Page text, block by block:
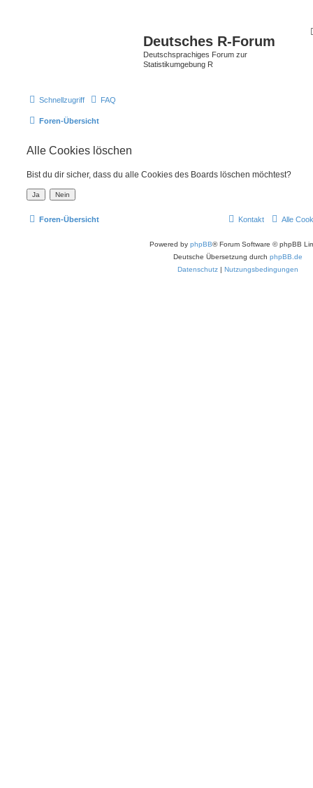
Deutsches R-Forum
Deutschsprachiges Forum zur
Statistikumgebung R
Schnellzugriff FAQ
Foren-Übersicht
Alle Cookies löschen
Bist du dir sicher, dass du alle Cookies des Boards löschen möchtest?
Foren-Übersicht Alle
Kontakt
Powered by phpBB® Forum Software © phpBB
Deutsche Übersetzung durch phpBB.de
Datenschutz | Nutzungsbedingungen